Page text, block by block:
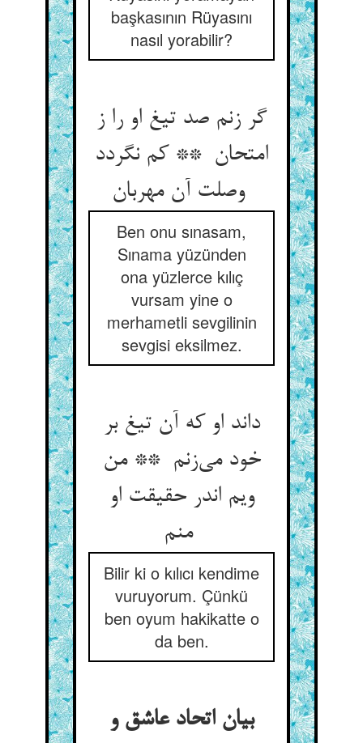
başkasının Rüyasını
nasıl yorabilir?
گر زنم صد تیغ او را ز
امتحان ** کم نگردد
وصلت آن مهربان
Ben onu sınasam,
Sınama yüzünden
ona yüzlerce kılıç
vursam yine o
merhametli sevgilinin
sevgisi eksilmez.
داند او که آن تیغ بر
خود می‌زنم ** من
ویم اندر حقیقت او
منم
Bilir ki o kılıcı kendime
vuruyorum. Çünkü
ben oyum hakikatte o
da ben.
بیان اتحاد عاشق و